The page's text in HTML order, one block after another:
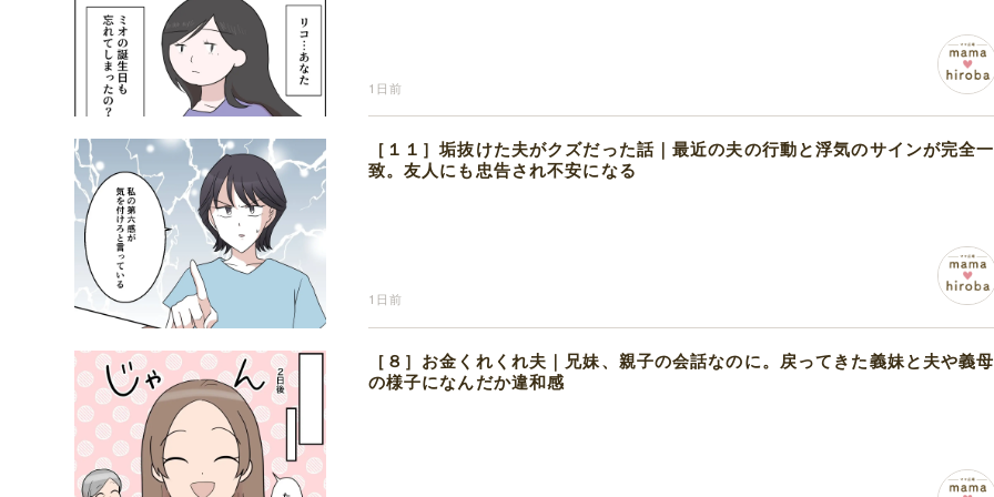
1日前
［１１］垢抜けた夫がクズだった話｜最近の夫の行動と浮気のサインが完全一
致。友人にも忠告され不安になる
1日前
［８］お金くれくれ夫｜兄妹、親子の会話なのに。戻ってきた義妹と夫や義母
の様子になんだか違和感